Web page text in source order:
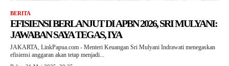
BERITA
EFISIENSI BERLANJUT DI APBN 2026, SRI MULYANI:
JAWABAN SAYA TEGAS, IYA
JAKARTA, LinkPapua.com - Menteri Keuangan Sri Mulyani Indrawati menegaskan
efisiensi anggaran akan tetap menjadi...